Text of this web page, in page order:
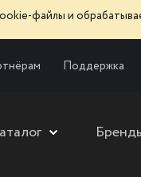
файлы и
Поддержка